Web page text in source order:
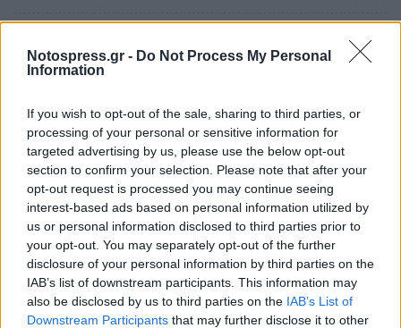
Notospress.gr - Do Not Process My Personal
Information
If you wish to opt-out of the sale, sharing to third parties, or
processing of your personal or sensitive information for
targeted advertising by us, please use the below opt-out
section to confirm your selection. Please note that after your
opt-out request is processed you may continue seeing
interest-based ads based on personal information utilized by
us or personal information disclosed to third parties prior to
your opt-out. You may separately opt-out of the further
disclosure of your personal information by third parties on the
IAB’s list of downstream participants. This information may
also be disclosed by us to third parties on the IAB’s List of
Downstream Participants that may further disclose it to other
Guardian: Έρχονται νέες αυξήσεις στο
ελαιόλαδο – Η ακραία ζέστη πλήττει τις
καλλιέργειες στην Ευρώπη